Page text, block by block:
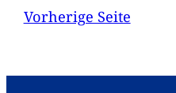
Vorherige Seite